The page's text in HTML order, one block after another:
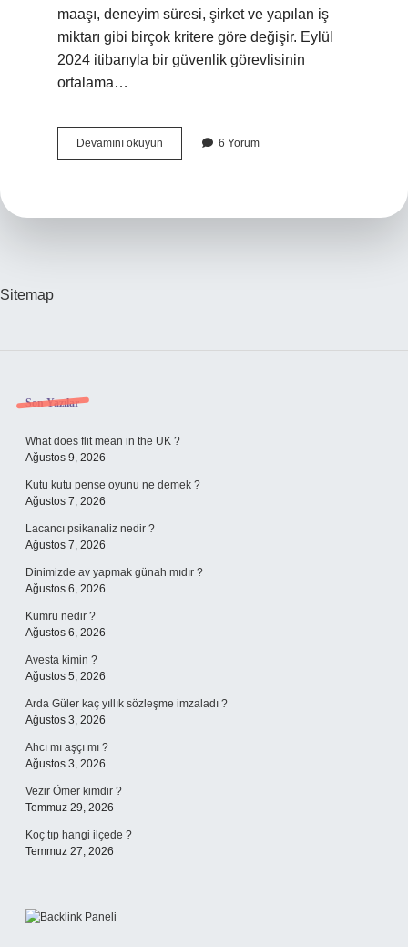
maaşı, deneyim süresi, şirket ve yapılan iş
miktarı gibi birçok kritere göre değişir. Eylül
2024 itibarıyla bir güvenlik görevlisinin
ortalama…
Devamını okuyun Korumalar
Ne
6 Yorum
Sitemap
Sidebar
Son Yazılar
What does flit mean in the UK ?
Ağustos 9, 2026
Kutu kutu pense oyunu ne demek ?
Ağustos 7, 2026
Lacancı psikanaliz nedir ?
Ağustos 7, 2026
Dinimizde av yapmak günah mıdır ?
Ağustos 6, 2026
Kumru nedir ?
Ağustos 6, 2026
Avesta kimin ?
Ağustos 5, 2026
Arda Güler kaç yıllık sözleşme imzaladı ?
Ağustos 3, 2026
Ahcı mı aşçı mı ?
Ağustos 3, 2026
Vezir Ömer kimdir ?
Temmuz 29, 2026
Koç tıp hangi ilçede ?
Temmuz 27, 2026